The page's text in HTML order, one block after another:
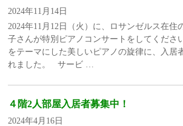
2024年11月14日
2024年11月12日（火）に、ロサンゼルス在住
子さんが特別ピアノコンサートをしてくださ
をテーマにした美しいピアノの旋律に、入居
れました。 サービ …
４階2人部屋入居者募集中！
2024年4月16日